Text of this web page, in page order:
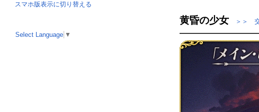
スマホ版表示に切り替える
Select Language ▼
黄昏の少女 ＞＞